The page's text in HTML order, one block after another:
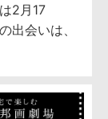
2月17
出会いは、